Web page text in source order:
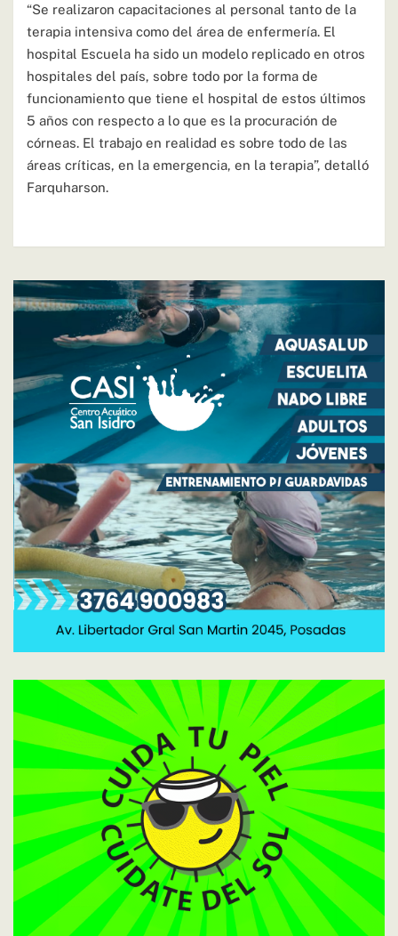
“Se realizaron capacitaciones al personal tanto de la
terapia intensiva como del área de enfermería. El
hospital Escuela ha sido un modelo replicado en otros
hospitales del país, sobre todo por la forma de
funcionamiento que tiene el hospital de estos últimos
5 años con respecto a lo que es la procuración de
córneas. El trabajo en realidad es sobre todo de las
áreas críticas, en la emergencia, en la terapia”, detalló
Farquharson.